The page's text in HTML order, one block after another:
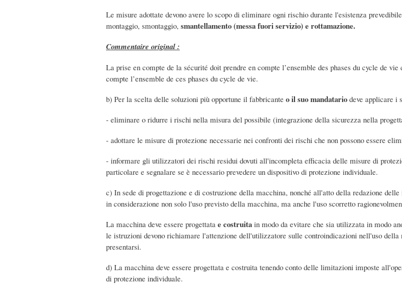
Le misure adottate devono avere lo scopo di eliminare ogni rischio durante l'esistenza
montaggio, smontaggio, smantellamento (messa fuori servizio) e rottamazione.
Commentaire original :
La prise en compte de la sécurité doit prendre en compte l’ensemble des phases du cycle de vie
compte l’ensemble de ces phases du cycle de vie.
b) Per la scelta delle soluzioni più opportune il fabbricante o il suo mandatario deve applicare i
- eliminare o ridurre i rischi nella misura del possibile (integrazione della sicurezza nella
- adottare le misure di protezione necessarie nei confronti dei rischi che non possono essere
- informare gli utilizzatori dei rischi residui dovuti all'incompleta efficacia delle misure di
particolare e segnalare se è necessario prevedere un dispositivo di protezione individuale.
c) In sede di progettazione e di costruzione della macchina, nonché all'atto della redazione
in considerazione non solo l'uso previsto della macchina, ma anche l'uso scorretto
La macchina deve essere progettata ecostruita in modo da evitare che sia utilizzata in modo
le istruzioni devono richiamare l'attenzione dell'utilizzatore sulle controindicazioni nell'uso della
presentarsi.
d) La macchina deve essere progettata e costruita tenendo conto delle limitazioni imposte
di protezione individuale.